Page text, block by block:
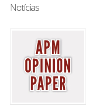
Notícias